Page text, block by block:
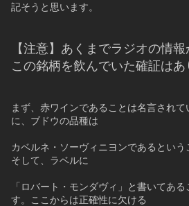
記そうと思います。
【注意】あくまでラジオの情報
この銘柄を飲んでいた確証はあ
まず、赤ワインであることは名言され
に、ブドウの品種は
カベルネ・ソーヴィニヨンであるという
そして、ラベルに
「ロバート・モンダヴィ」と書いてあ
す。ここからは正確性に欠ける